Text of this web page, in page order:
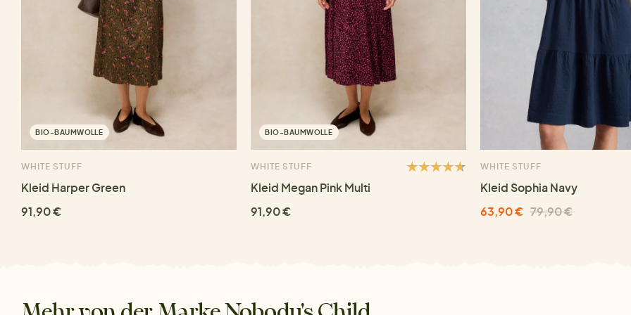
BIO-BAUMWOLLE
WHITE STUFF
Kleid Harper Green
91,90 €
BIO-BAUMWOLLE
WHITE STUFF
Kleid Megan Pink Multi
91,90 €
WHITE STUFF
Kleid Sophia Navy
63,90 € 79,90 €